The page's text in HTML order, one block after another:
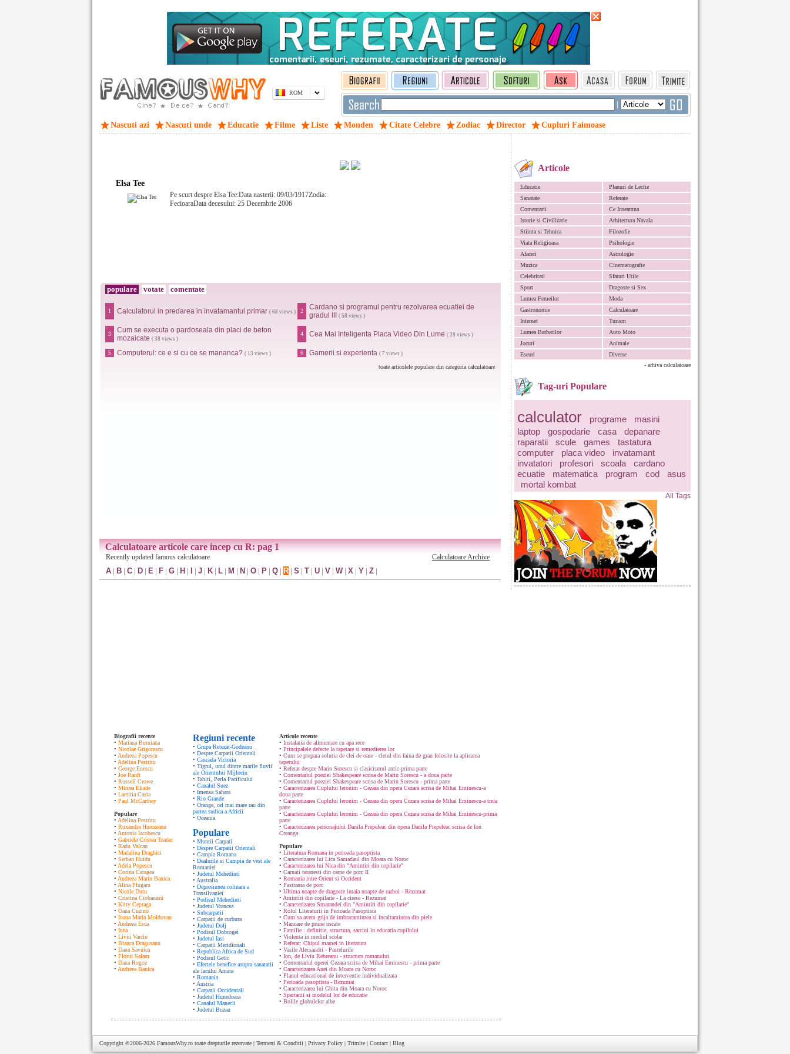
ROM
|
Nascuti azi Nascuti unde Educatie Filme Liste Monden Citate Celebre Zodiac Director Cupluri Faimoase
Articole
Educatie
Planuri de Lectie
Sanatate
Referate
Comentarii
Ce Inseamna
Istorie si Civilizatie
Arhitectura Navala
Stiinta si Tehnica
Filozofie
Viata Religioasa
Psihologie
Afaceri
Astrologie
Muzica
Cinematografie
Celebritati
Sfaturi Utile
Sport
Dragoste si Sex
Lumea Femeilor
Moda
Gastronomie
Calculatoare
Internet
Turism
Lumea Barbatilor
Auto Moto
Jocuri
Animale
Eseuri
Diverse
- arhiva calculatoare
Tag-uri Populare
calculator programe
masini
laptop
gospodarie casa
depanare
raparatii
scule games
tastatura
computer
placa video
invatamant
invatatori
profesori scoala
cardano
ecuatie
matematica program cod
asus
mortal kombat
All Tags
Elsa Tee
Pe scurt despre Elsa Tee:Data nasterii: 09/03/1917Zodia:
FecioaraData decesului: 25 Decembrie 2006
populare votate comentate
1 Calculatorul in predarea in invatamantul primar ( 68 views ) 2
Cardano si programul pentru rezolvarea ecuatiei de
gradul III
( 58 views )
3
Cum se executa o pardoseala din placi de beton
mozaicate ( 38 views )
4 Cea Mai Inteligenta Placa Video Din Lume ( 28 views )
5 Computerul: ce e si cu ce se mananca? ( 13 views ) 6 Gamerii si experienta ( 7 views )
toate articolele populare din categoria calculatoare
Calculatoare articole care incep cu R: pag 1
Recently updated famous calculatoare Calculatoare Archive
A | B | C | D | E | F | G | H | | J | K | L | M | N | O | P | Q | R | S | T | U | V | W| X | Y | Z |
Biografii recente
• Mariana Buruiana
• Nicolae Grigorescu
• Andreea Popescu
• Adelina Pestritu
• George Enescu
• Joe Ranft
• Russell Crowe
• Mircea Eliade
• Laetitia Casta
• Paul McCartney
Populare
• Adelina Pestritu
• Ruxandra Hurezeanu
• Antonia Iacobescu
• Gabriela Cristea Toader
• Radu Valcan
• Madalina Draghici
• Serban Huidu
• Adela Popescu
• Corina Caragea
• Andreea Marin Banica
• Alina Plugaru
• Nicole Dutu
• Cristina Ciobanasu
• Kitty Cepraga
• Oana Cuzino
• Ioana Maria Moldovan
• Andreea Esca
• Inna
• Liviu Varciu
• Bianca Dragusanu
• Dana Savuica
• Florin Salam
• Dana Rogoz
• Andreea Banica
Regiuni recente
• Grupa Retezat-Godeanu
• Despre Carpatii Orientali
• Cascada Victoria
• Tigrul, unul dintre marile fluvii
ale Orientului Mijlociu
• Tahiti, Perla Pacificului
• Canalul Suez
• Imensa Sahara
• Rio Grande
• Orange, cel mai mare rau din
partea sudica a Africii
• Oceania
Populare
• Muntii Carpati
• Despre Carpatii Orientali
• Campia Romana
• Dealurile si Campia de vest ale
Romaniei
• Judetul Mehedinti
• Australia
• Depresiunea colinara a
Transilvaniei
• Podisul Mehedinti
• Judetul Vrancea
• Subcarpatii
• Carpatii de curbura
• Judetul Dolj
• Podisul Dobrogei
• Judetul Iasi
• Carpatii Meridionali
• Republica Africa de Sud
• Podisul Getic
• Efectele benefice asupra sanatatii
ale lacului Amara
• Romania
• Austria
• Carpatii Occidentali
• Judetul Hunedoara
• Canalul Manecii
• Judetul Buzau
Articole recente
• Instalatia de alimentare cu apa rece
• Principalele defecte la tapetare si remedierea lor
• Cum se prepara solutia de clei de oase - cleiul din faina de grau folosite la aplicarea
tapetului
• Referat despre Marin Sorescu si clasicismul antic-prima parte
• Comentariul poeziei Shakespeare scrisa de Marin Sorescu - a doua parte
• Comentariul poeziei Shakespeare scrisa de Marin Sorescu - prima parte
• Caracterizarea Cuplului leronim - Cezara din opera Cezara scrisa de Mihai Eminescu-a
doua parte
• Caracterizarea Cuplului leronim - Cezara din opera Cezara scrisa de Mihai Eminescu-a treia
parte
• Caracterizarea Cuplului leronim - Cezara din opera Cezara scrisa de Mihai Eminescu-prima
parte
• Caracterizarea personajului Danila Prepeleac din opera Danila Prepeleac scrisa de Ion
Creanga
Populare
• Literatura Romana in perioada pasoptista
• Caracterizarea lui Lica Samadaul din Moara cu Noroc
• Caracterizarea lui Nica din "Amintiri din copilarie"
• Carnati taranesti din carne de porc II
• Romania intre Orient si Occident
• Pastrama de porc
• Ultima noapte de dragoste intaia noapte de razboi - Rezumat
• Amintiri din copilarie - La cirese - Rezumat
• Caracterizarea Smarandei din "Amintiri din copilarie"
• Rolul Literaturii in Perioada Pasoptista
• Cum sa avem grija de imbracamintea si incaltamintea din piele
• Mancare de prune uscate
• Familie : definitie, structura, sarcini in educatia copilului
• Violenta in mediul scolar
• Referat: Chipul mamei in literatura
• Vasile Alecsandri - Pastelurile
• Ion, de Liviu Rebreanu - structura romanului
• Comentariul operei Cezara scrisa de Mihai Eminescu - prima parte
• Caracterizarea Anei din Moara cu Noroc
• Planul educational de interventie individualizata
• Perioada pasoptista - Rezumat
• Caracterizarea lui Ghita din Moara cu Noroc
• Spartanii si modelul lor de educatie
• Bolile globulelor albe
Copyright ©2006-2026 FamousWhy.ro toate drepturile rezervate | Termeni & Conditii | Privacy Policy | Trimite | Contact | Blog